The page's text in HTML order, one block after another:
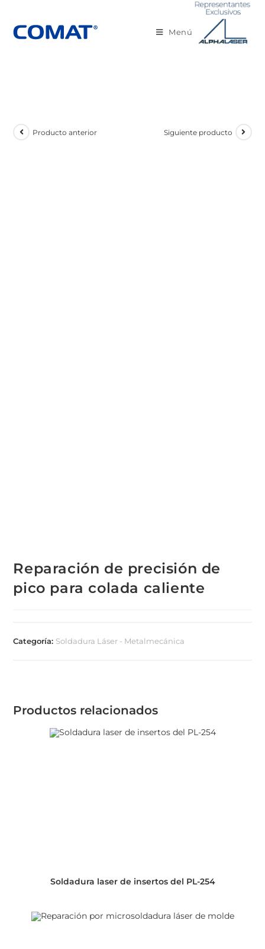
Menú
Producto anterior Siguiente producto
Reparación de precisión de
pico para colada caliente
Categoría: Soldadura Láser - Metalmecánica
Productos relacionados
Soldadura laser de insertos del PL-254